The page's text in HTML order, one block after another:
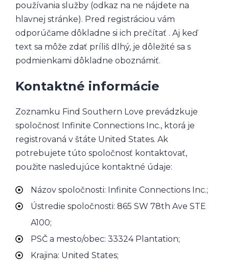
používania služby (odkaz na ne nájdete na
hlavnej stránke). Pred registráciou vám
odporúčame dôkladne si ich prečítať . Aj keď
text sa môže zdať príliš dlhý, je dôležité sa s
podmienkami dôkladne oboznámiť.
Kontaktné informácie
Zoznamku Find Southern Love prevádzkuje
spoločnosť Infinite Connections Inc., ktorá je
registrovaná v štáte United States. Ak
potrebujete túto spoločnosť kontaktovať,
použite nasledujúce kontaktné údaje:
Názov spoločnosti: Infinite Connections Inc.;
Ústredie spoločnosti: 865 SW 78th Ave STE
A100;
PSČ a mesto/obec: 33324 Plantation;
Krajina: United States;